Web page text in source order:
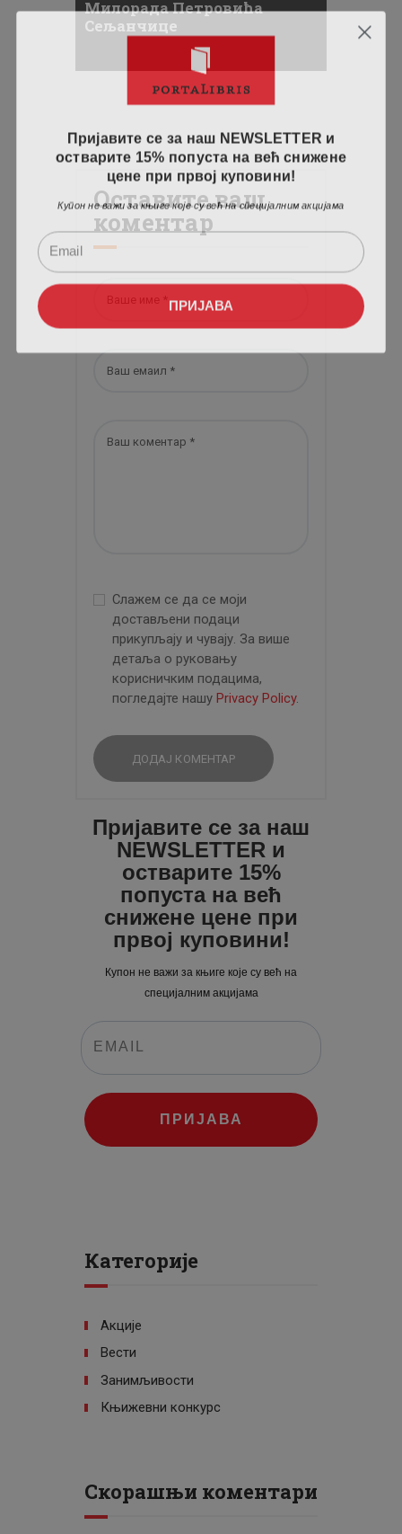
Милорада Петровића
Сељанчице
Оставите ваш
коментар
Слажем се да се моји
достављени подаци
прикупљају и чувају. За више
детаља о руковању
корисничким подацима,
погледајте нашу Privacy Policy.
Пријавите се за наш
NEWSLETTER и
остварите 15%
попуста на већ
снижене цене при
првој куповини!
Купон не важи за књиге које су већ на
специјалним акцијама
ПРИЈАВА
Категорије
Акције
Вести
Занимљивости
Књижевни конкурс
Скорашњи коментари
Пријавите се за наш NEWSLETTER и
остварите 15% попуста на већ снижене
цене при првој куповини!
Купон не важи за књиге које су већ на специјалним акцијама
ПРИЈАВА